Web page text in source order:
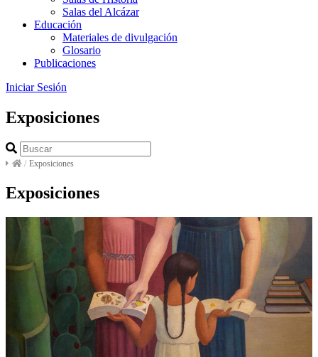
Salas del Alcázar
Educación
Materiales de divulgación
Glosario
Publicaciones
Iniciar Sesión
Exposiciones
/ Exposiciones
Exposiciones